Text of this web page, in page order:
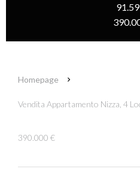
91.59
Homepage
Vendita Appartamento Nizza, 4
390.000 €